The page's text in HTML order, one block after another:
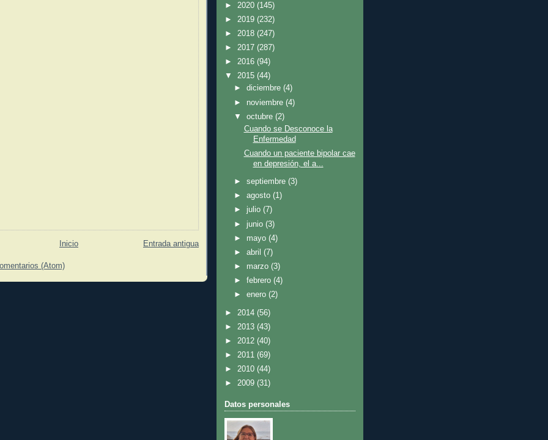
Entrada antigua
Inicio
(Atom)
► 2020 (145)
► 2019 (232)
► 2018 (247)
► 2017 (287)
► 2016 (94)
▼ 2015 (44)
►diciembre(4)
► noviembre(4)
▼octubre(2)
Cuando se Desconoce la
Enfermedad
Cuando un paciente bipolar cae
en depresión, el a...
►septiembre(3)
►agosto(1)
► julio(7)
► junio(3)
► mayo(4)
►abril(7)
► marzo(3)
►febrero(4)
►enero(2)
► 2014 (56)
► 2013 (43)
► 2012 (40)
► 2011 (69)
► 2010 (44)
► 2009 (31)
Datos personales